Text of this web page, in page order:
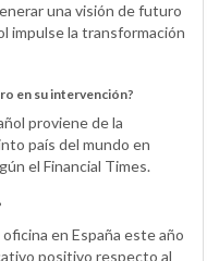
una visión de futuro
impulse la transformación
en su intervención?
proviene de la
país del mundo en
el Financial Times.
en España este año
positivo respecto al